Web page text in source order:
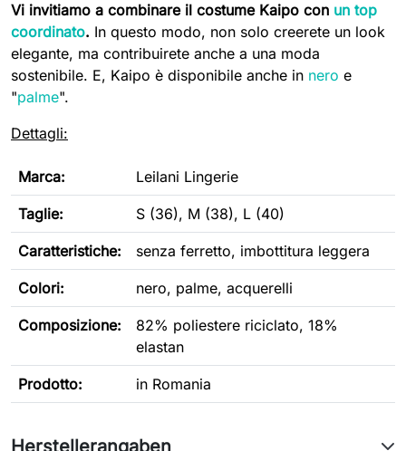
Vi invitiamo a combinare il costume Kaipo con un top
coordinato. In questo modo, non solo creerete un look
elegante, ma contribuirete anche a una moda
sostenibile. E, Kaipo è disponibile anche in nero e
"palme".
Dettagli:
Marca: Leilani Lingerie
Taglie: S (36), M (38), L (40)
Caratteristiche: senza ferretto, imbottitura leggera
Colori: nero, palme, acquerelli
Composizione:
82% poliestere riciclato, 18%
elastan
Prodotto: in Romania